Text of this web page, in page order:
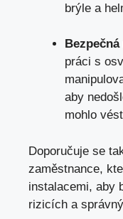
brýle a
práci s
aby
mohlo
Doporučuje se
zaměstnance,
instalacemi, aby
rizicích a